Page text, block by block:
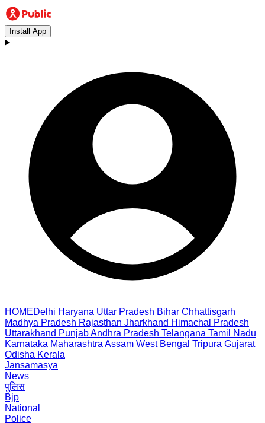
Install App
HOMEDelhi Haryana Uttar Pradesh Bihar Chhattisgarh
Madhya Pradesh Rajasthan Jharkhand Himachal Pradesh
Uttarakhand PunjabAndhra Pradesh Telangana Tamil Nadu
Karnataka Maharashtra Assam West Bengal Tripura Gujarat
Odisha Kerala
Jansamasya
News
पुलिस
Bjp
National
Police